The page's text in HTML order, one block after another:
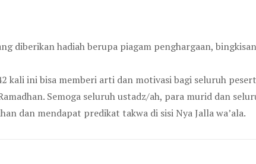
diberikan hadiah berupa piagam penghargaan,
kali ini bisa memberi arti dan motivasi bagi seluruh
Semoga seluruh ustadz/ah, para murid dan
dan mendapat predikat takwa di sisi Nya Jalla wa’ala.